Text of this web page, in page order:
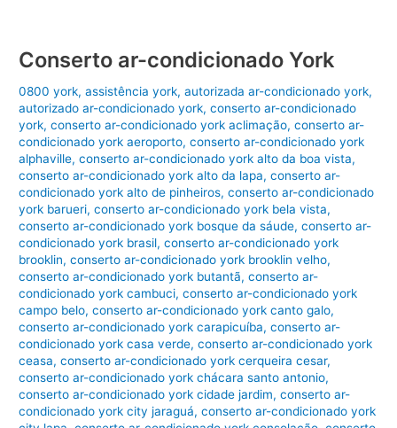
Conserto ar-condicionado York
0800 york,assistência york,autorizada ar-condicionado york,
autorizado ar-condicionado york,conserto ar-condicionado
york,conserto ar-condicionado york aclimação,conserto ar-
condicionado york aeroporto,conserto ar-condicionado york
alphaville,conserto ar-condicionado york alto da boa vista,
conserto ar-condicionado york alto da lapa,conserto ar-
condicionado york alto de pinheiros,conserto ar-condicionado
york barueri,conserto ar-condicionado york bela vista,
conserto ar-condicionado york bosque da sáude,conserto ar-
condicionado york brasil,conserto ar-condicionado york
brooklin,conserto ar-condicionado york brooklin velho,
conserto ar-condicionado york butantã,conserto ar-
condicionado york cambuci,conserto ar-condicionado york
campo belo,conserto ar-condicionado york canto galo,
conserto ar-condicionado york carapicuíba,conserto ar-
condicionado york casa verde,conserto ar-condicionado york
ceasa,conserto ar-condicionado york cerqueira cesar,
conserto ar-condicionado york chácara santo antonio,
conserto ar-condicionado york cidade jardim,conserto ar-
condicionado york city jaraguá,conserto ar-condicionado york